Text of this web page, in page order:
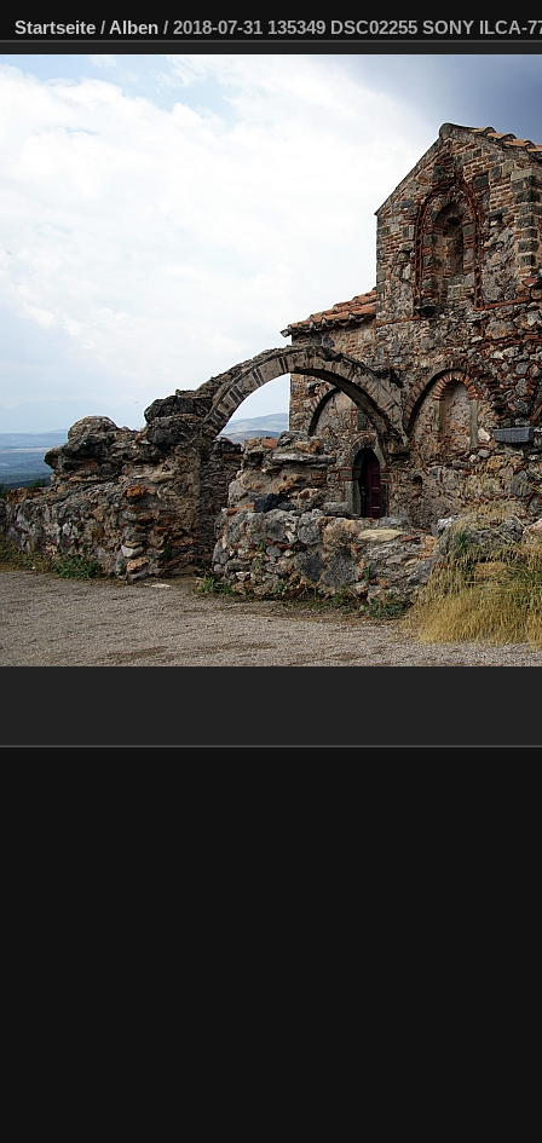
Startseite / Alben / 2018-07-31 135349 DSC02255 SONY ILCA-